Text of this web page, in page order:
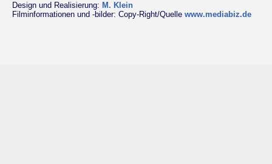
Design und Realisierung: M. Klein
Filminformationen und -bilder: Copy-Right/Quelle www.mediabiz.de